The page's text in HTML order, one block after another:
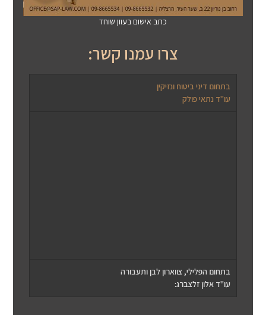
כתב אישום בעוון שוחד
צרו עמנו קשר:
בתחום דיני ביטוח ונזיקין
עו"ד נתאי פולק
בתחום הפלילי, צווארון לבן ותעבורה
עו"ד אלון זלצברג: